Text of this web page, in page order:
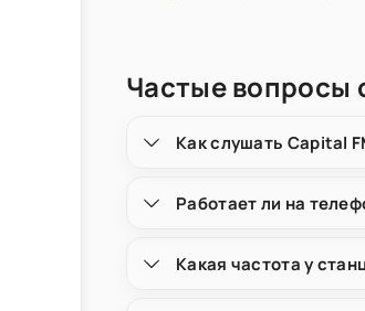
Частые вопросы
Как слушать Capital
Работает ли на
Какая частота у